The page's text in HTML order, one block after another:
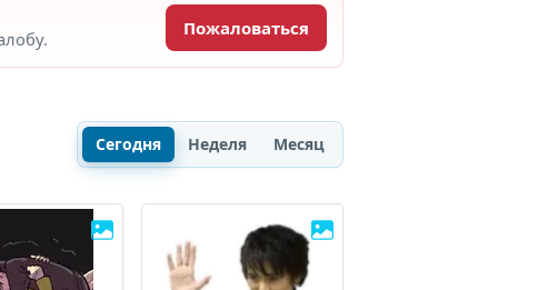
Пожаловаться
Сегодня Неделя Месяц